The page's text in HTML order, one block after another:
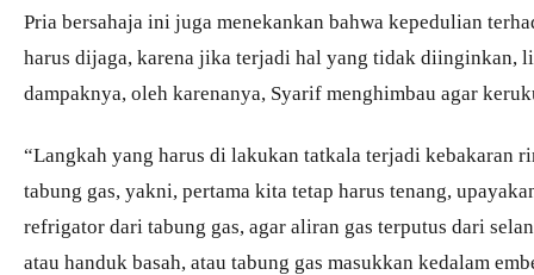
Pria bersahaja ini juga menekankan bahwa kepedulian
harus dijaga, karena jika terjadi hal yang tidak diinginkan,
dampaknya, oleh karenanya, Syarif menghimbau agar
“Langkah yang harus di lakukan tatkala terjadi kebakaran
tabung gas, yakni, pertama kita tetap harus tenang,
refrigator dari tabung gas, agar aliran gas terputus dari
atau handuk basah, atau tabung gas masukkan kedalam